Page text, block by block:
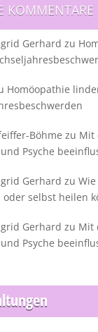
KOMMENTARE
Gerhard zu
Homöopathie
Böhme zu Mit
Psyche
Gerhard zu
selbst heilen
Gerhard zu Mit
Psyche